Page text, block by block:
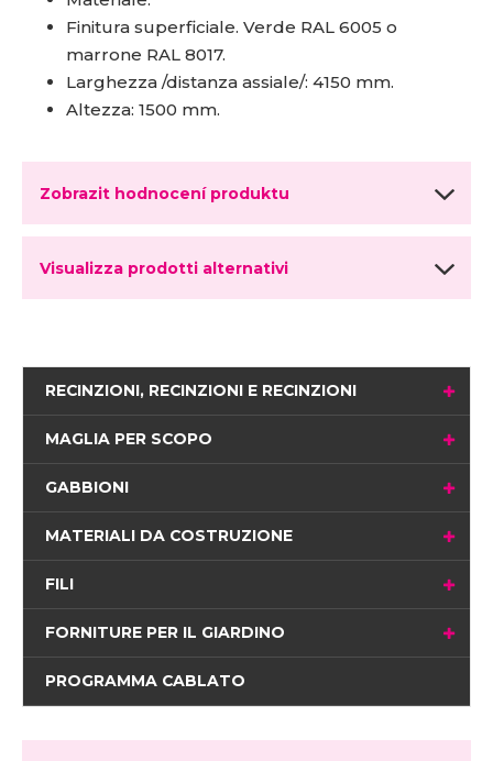
Finitura superficiale. Verde RAL 6005 o
marrone RAL 8017.
Larghezza /distanza assiale/: 4150 mm.
Altezza: 1500 mm.
Zobrazit hodnocení produktu
Visualizza prodotti alternativi
RECINZIONI, RECINZIONI E RECINZIONI
MAGLIA PER SCOPO
GABBIONI
MATERIALI DA COSTRUZIONE
FILI
FORNITURE PER IL GIARDINO
PROGRAMMA CABLATO